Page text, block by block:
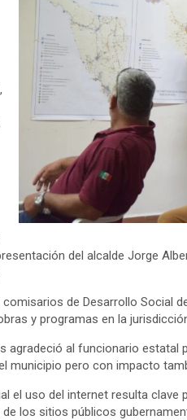
del alcalde Jorge
de Desarrollo Social
y programas en la
agradeció al funcionario estatal
municipio pero con impacto
el uso del internet resulta clave
los sitios públicos